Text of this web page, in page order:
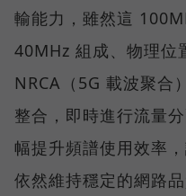
輸能力，雖然這
40MHz 組成、物理位
NRCA（5G 載波聚合
整合，即時進行流量
幅提升頻譜使用效率
依然維持穩定的網路品